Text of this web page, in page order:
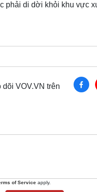
phải di dời khỏi khu vực
VOV.VN trên
of Service apply.